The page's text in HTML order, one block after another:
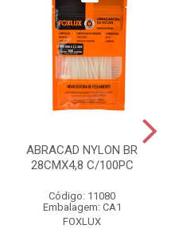
ABRACAD NYLON BR
28CMX4,8 C/100PC
Código: 11080
Embalagem: CA1
FOXLUX